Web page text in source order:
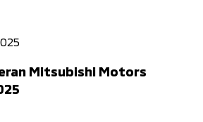
Mitsubishi Motors